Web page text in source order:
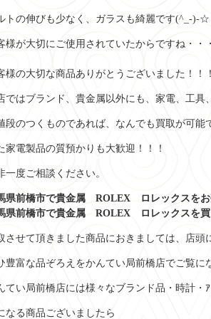
トの伸びも少なく、ガラスも綺麗です(^_-)-☆
様が大切にご使用されていたからですね・・
様の大切な商品ありがとうございました！！
ではブランド、貴金属以外にも、家電、工具
段のつくものであれば、なんでも買取が可能
家電製品の質預かりも大歓迎！！！
一度ご相談ください。
県前橋市で貴金属 ROLEX ロレックスをお
県前橋市で貴金属 ROLEX ロレックスを買
させて頂きました商品におきましては、店頭
豊富な品ぞろえをかんてい局前橋店でご覧
てい局前橋店には様々なブランド品・時計・
なる商品ございましたら